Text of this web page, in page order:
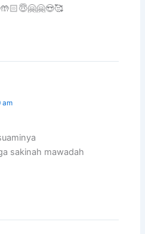
am
sakinah mawadah